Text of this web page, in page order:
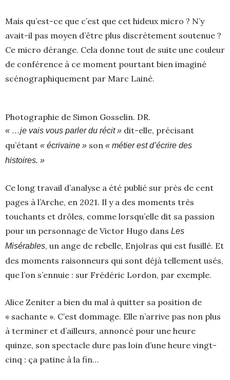
Mais qu’est-ce que c’est que cet hideux micro ? N’y
avait-il pas moyen d’être plus discrètement soutenue ?
Ce micro dérange. Cela donne tout de suite une couleur
de conférence à ce moment pourtant bien imaginé
scénographiquement par Marc Lainé.
Photographie de Simon Gosselin. DR.
« …je vais vous parler du récit » dit-elle, précisant
qu’étant « écrivaine » son « métier est d’écrire des
histoires. »
Ce long travail d’analyse a été publié sur près de cent
pages à l’Arche, en 2021. Il y a des moments très
touchants et drôles, comme lorsqu’elle dit sa passion
pour un personnage de Victor Hugo dans Les
Misérables, un ange de rebelle, Enjolras qui est fusillé. Et
des moments raisonneurs qui sont déjà tellement usés,
que l’on s’ennuie : sur Frédéric Lordon, par exemple.
Alice Zeniter a bien du mal à quitter sa position de
« sachante ». C’est dommage. Elle n’arrive pas non plus
à terminer et d’ailleurs, annoncé pour une heure
quinze, son spectacle dure pas loin d’une heure vingt-
cinq : ça patine à la fin…